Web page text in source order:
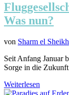
Was nun?
von Sharm el Sheikh
Seit Anfang Januar
Sorge in die
Weiterlesen